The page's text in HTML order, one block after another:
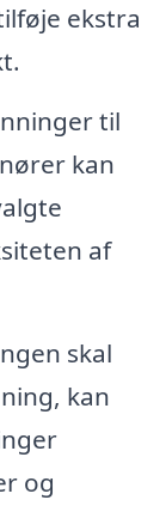
ekstra
til
kan
af
skal
kan
og